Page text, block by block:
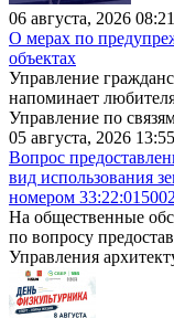
06 августа, 2026 08:21
О мерах по
объектах
Управление
напоминает
Управление по
05 августа, 2026 13:55
Вопрос
вид использования
номером
На общественные
по вопросу
Управления